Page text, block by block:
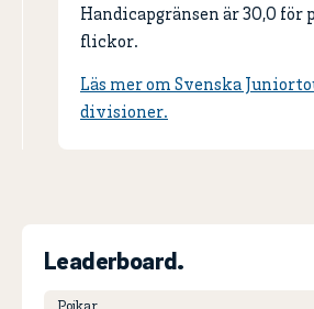
Handicapgränsen är 30,0 för
flickor.
Läs mer om Svenska
divisioner.
Leaderboard.